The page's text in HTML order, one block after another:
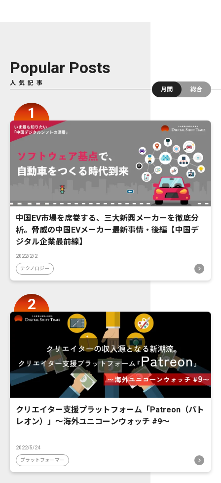
Popular Posts
人気記事
月間
総合
中国EV市場を席巻する、三大新興メーカーを徹底分
析。脅威の中国EVメーカー最新事情・後編【中国デ
ジタル企業最前線】
2022/2/2
テクノロジー
クリエイター支援プラットフォーム「Patreon（パト
レオン）」〜海外ユニコーンウォッチ #9〜
2022/5/24
プラットフォーマー